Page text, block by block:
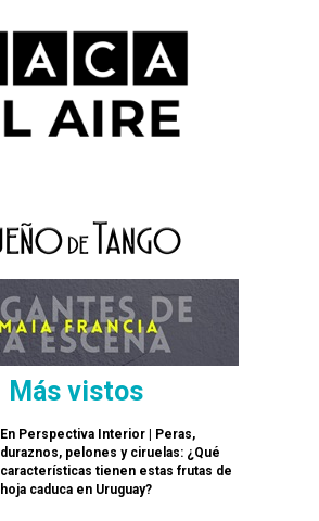
Más vistos
En Perspectiva Interior | Peras,
duraznos, pelones y ciruelas: ¿Qué
características tienen estas frutas de
hoja caduca en Uruguay?